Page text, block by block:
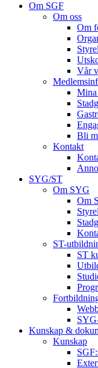
Om SGF
Om oss
Om
Vår
Bli
Kontakt
SYG/ST
Om SYG
Om
ST-
ST
Kunskap &
Kunskap